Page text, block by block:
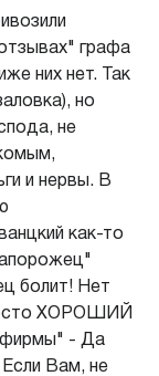
графа
них нет. Так
но
не
и нервы. В
как-то
болит! Нет
ХОРОШИЙ
- Да
Вам, не